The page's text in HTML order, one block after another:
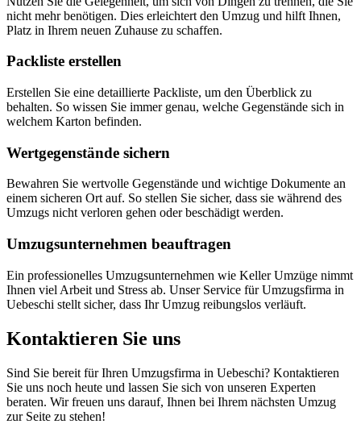
nicht mehr benötigen. Dies erleichtert den Umzug und hilft Ihnen,
Platz in Ihrem neuen Zuhause zu schaffen.
Packliste erstellen
Erstellen Sie eine detaillierte Packliste, um den Überblick zu
behalten. So wissen Sie immer genau, welche Gegenstände sich in
welchem Karton befinden.
Wertgegenstände sichern
Bewahren Sie wertvolle Gegenstände und wichtige Dokumente an
einem sicheren Ort auf. So stellen Sie sicher, dass sie während des
Umzugs nicht verloren gehen oder beschädigt werden.
Umzugsunternehmen beauftragen
Ein professionelles Umzugsunternehmen wie Keller Umzüge nimmt
Ihnen viel Arbeit und Stress ab. Unser Service für Umzugsfirma in
Uebeschi stellt sicher, dass Ihr Umzug reibungslos verläuft.
Kontaktieren Sie uns
Sind Sie bereit für Ihren Umzugsfirma in Uebeschi? Kontaktieren
Sie uns noch heute und lassen Sie sich von unseren Experten
beraten. Wir freuen uns darauf, Ihnen bei Ihrem nächsten Umzug
zur Seite zu stehen!